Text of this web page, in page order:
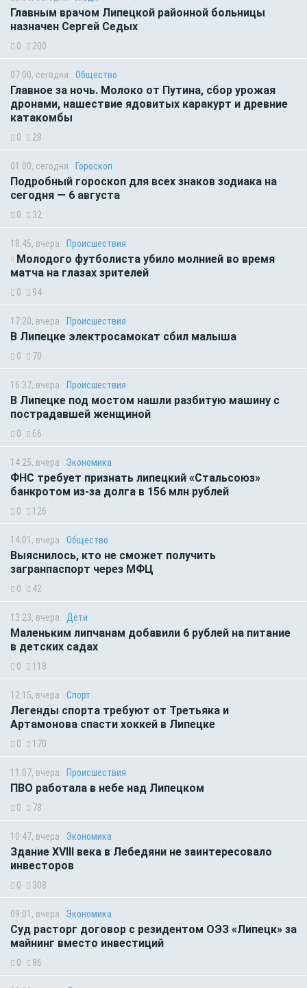
Главным врачом Липецкой районной больницы
назначен Сергей Седых
0 200
07:00, сегодня Общество
Главное за ночь. Молоко от Путина, сбор урожая
дронами, нашествие ядовитых каракурт и древние
катакомбы
0 28
01:00, сегодня Гороскоп
Подробный гороскоп для всех знаков зодиака на
сегодня — 6 августа
0 32
18:45, вчера Происшествия
Молодого футболиста убило молнией во время
матча на глазах зрителей
0 94
17:20, вчера Происшествия
В Липецке электросамокат сбил малыша
0 70
16:37, вчера Происшествия
В Липецке под мостом нашли разбитую машину с
пострадавшей женщиной
0 66
14:25, вчера Экономика
ФНС требует признать липецкий «Стальсоюз»
банкротом из-за долга в 156 млн рублей
0 126
14:01, вчера Общество
Выяснилось, кто не сможет получить
загранпаспорт через МФЦ
0 42
13:23, вчера Дети
Маленьким липчанам добавили 6 рублей на питание
в детских садах
0 118
12:15, вчера Спорт
Легенды спорта требуют от Третьяка и
Артамонова спасти хоккей в Липецке
0 170
11:07, вчера Происшествия
ПВО работала в небе над Липецком
0 78
10:47, вчера Экономика
Здание XVIII века в Лебедяни не заинтересовало
инвесторов
0 308
09:01, вчера Экономика
Суд расторг договор с резидентом ОЭЗ «Липецк» за
майнинг вместо инвестиций
0 86